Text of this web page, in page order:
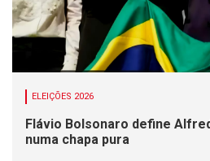
ELEIÇÕES 2026
Flávio Bolsonaro define
numa chapa pura